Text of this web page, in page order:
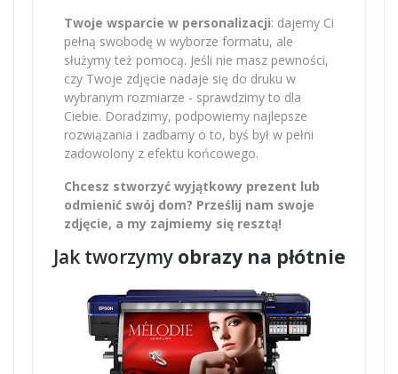
Twoje wsparcie w personalizacji: dajemy Ci
pełną swobodę w wyborze formatu, ale
służymy też pomocą. Jeśli nie masz pewności,
czy Twoje zdjęcie nadaje się do druku w
wybranym rozmiarze - sprawdzimy to dla
Ciebie. Doradzimy, podpowiemy najlepsze
rozwiązania i zadbamy o to, byś był w pełni
zadowolony z efektu końcowego.
Chcesz stworzyć wyjątkowy prezent lub
odmienić swój dom? Prześlij nam swoje
zdjęcie, a my zajmiemy się resztą!
Jak tworzymyobrazy na płótnie